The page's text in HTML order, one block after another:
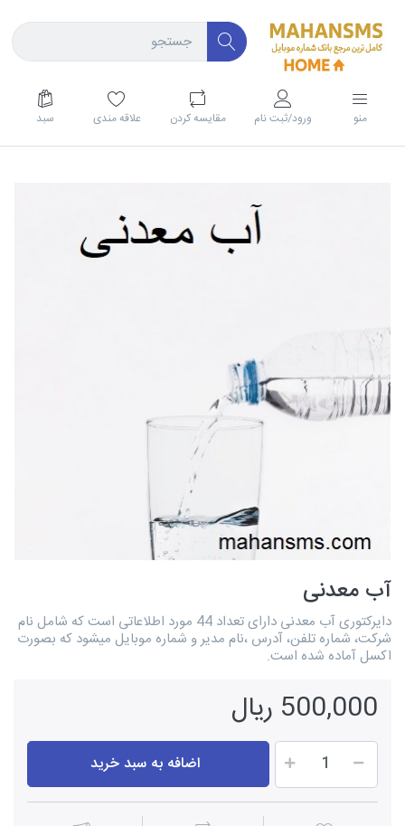
منو ورود/ثبت نام مقايسه كردن علاقه مندی سبد
آب معدنی
دایرکتوری آب معدنی دارای تعداد 44 مورد اطلاعاتی است که شامل نام
شرکت، شماره تلفن، آدرس ،نام مدیر و شماره موبایل میشود که بصورت
اکسل آماده شده است.
500,000 ریال
اضافه به سبد خرید